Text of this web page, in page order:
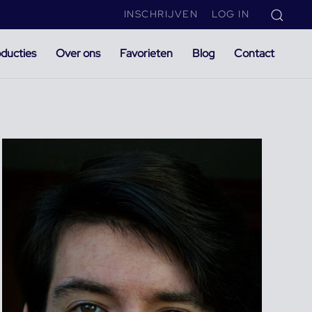
INSCHRIJVEN LOG IN
Over ons Favorieten Blog Contact